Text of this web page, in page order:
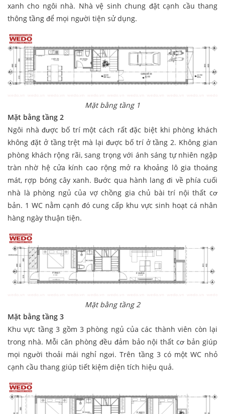
xanh cho ngôi nhà. Nhà vệ sinh chung đặt cạnh cầu thang
thông tầng để mọi người tiện sử dụng.
Mặt bằng tầng 1
Mặt bằng tầng 2
Ngôi nhà được bố trí một cách rất đặc biệt khi phòng khách
không đặt ở tầng trệt mà lại được bố trí ở tầng 2. Không gian
phòng khách rộng rãi, sang trọng với ánh sáng tự nhiên ngập
tràn nhờ hệ cửa kính cao rộng mở ra khoảng lô gia thoáng
mát, rợp bóng cây xanh. Bước qua hành lang đi về phía cuối
nhà là phòng ngủ của vợ chồng gia chủ bài trí nội thất cơ
bản. 1 WC nằm cạnh đó cung cấp khu vực sinh hoạt cá nhân
hàng ngày thuận tiện.
Mặt bằng tầng 2
Mặt bằng tầng 3
Khu vực tầng 3 gồm 3 phòng ngủ của các thành viên còn lại
trong nhà. Mỗi căn phòng đều đảm bảo nội thất cơ bản giúp
mọi người thoải mái nghỉ ngơi. Trên tầng 3 có một WC nhỏ
cạnh cầu thang giúp tiết kiệm diện tích hiệu quả.